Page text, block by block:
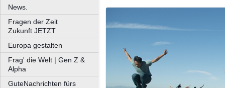
News.
Fragen der Zeit
Zukunft JETZT
Europa gestalten
Frag' die Welt | Gen Z &
Alpha
GuteNachrichten fürs